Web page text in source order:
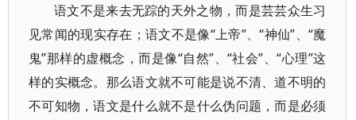
语文不是来去无踪的天外之物，而是芸芸众生习
见常闻的现实存在；语文不是像“上帝”、“神仙”、“魔
鬼”那样的虚概念，而是像“自然”、“社会”、“心理”这
样的实概念。那么语文就不可能是说不清、道不明的
不可知物，语文是什么就不是什么伪问题，而是必须